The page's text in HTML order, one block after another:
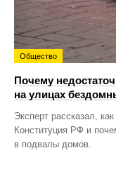
Общество
Почему
на улицах
Эксперт рассказал,
Конституция РФ и
в подвалы домов.